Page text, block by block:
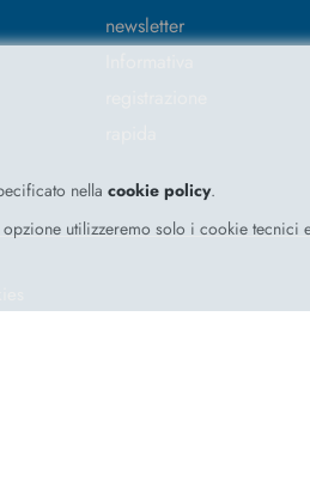
newsletter
nella cookie policy.
utilizzeremo solo i cookie tecnici